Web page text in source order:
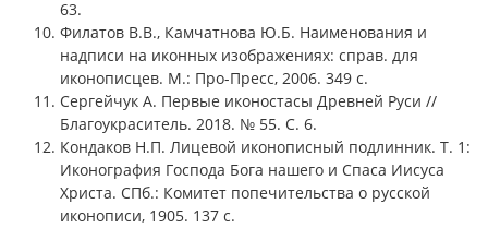
63.
Филатов В.В., Камчатнова Ю.Б. Наименования и
надписи на иконных изображениях: справ. для
иконописцев. М.: Про-Пресс, 2006. 349 с.
Сергейчук А. Первые иконостасы Древней Руси //
Благоукраситель. 2018. № 55. С. 6.
Кондаков Н.П. Лицевой иконописный подлинник. Т. 1:
Иконография Господа Бога нашего и Спаса Иисуса
Христа. СПб.: Комитет попечительства о русской
иконописи, 1905. 137 с.